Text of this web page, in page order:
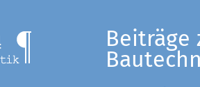
Beiträge